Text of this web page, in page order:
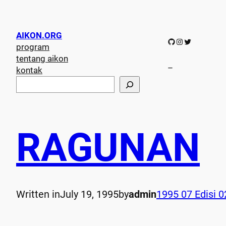
AIKON.ORG
program
tentang aikon
kontak
e
GitHub Instagram Twitter
–
RAGUNAN
Written inJuly 19, 1995byadmin1995 07 Edisi